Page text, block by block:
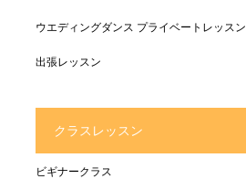
ウエディングダンス プライベートレッスン
出張レッスン
クラスレッスン
ビギナークラス